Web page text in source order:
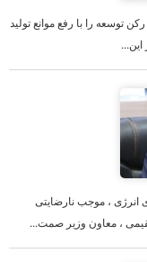
توسعه را با رفع موانع تولید
انرژی ، موجب نارضایتی
، معاون وزیر صمت...